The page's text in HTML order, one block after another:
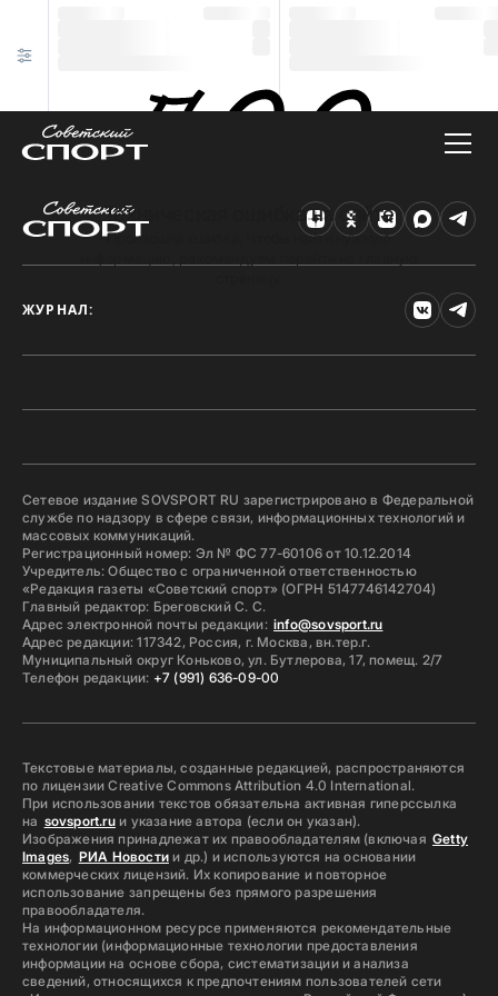
Техническая ошибка на сайте
Произошла ошибка. Чтобы найти нужную
ЖУРНАЛ:
Сетевое издание SOVSPORT RU зарегистрировано в Федеральной
службе по надзору в сфере связи, информационных технологий и
массовых коммуникаций.
Регистрационный номер: Эл № ФС 77-60106 от 10.12.2014
Учредитель: Общество с ограниченной ответственностью
«Редакция газеты «Советский спорт» (ОГРН 5147746142704)
Главный редактор: Бреговский С. С.
Адрес электронной почты редакции: info@sovsport.ru
Адрес редакции: 117342, Россия, г. Москва, вн.тер.г.
Муниципальный округ Коньково, ул. Бутлерова, 17, помещ. 2/7
Телефон редакции: +7 (991) 636-09-00
Текстовые материалы, созданные редакцией, распространяются
по лицензии Creative Commons Attribution 4.0 International.
При использовании текстов обязательна активная гиперссылка
на sovsport.ruи указание автора (если он указан).
Изображения принадлежат их правообладателям (включая Getty
Images, РИА Новостии др.) и используются на основании
коммерческих лицензий. Их копирование и повторное
использование запрещены без прямого разрешения
правообладателя.
На информационном ресурсе применяются рекомендательные
технологии (информационные технологии предоставления
информации на основе сбора, систематизации и анализа
сведений, относящихся к предпочтениям пользователей сети